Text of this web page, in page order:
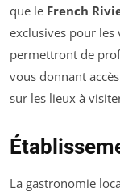
que le French
exclusives pour les
permettront de
vous donnant
sur les lieux à
La gastronomie